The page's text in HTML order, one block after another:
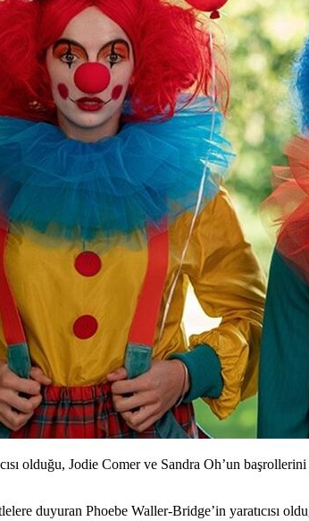
olduğu, Jodie Comer ve Sandra Oh’un
duyuran Phoebe Waller-Bridge’in yaratıcısı